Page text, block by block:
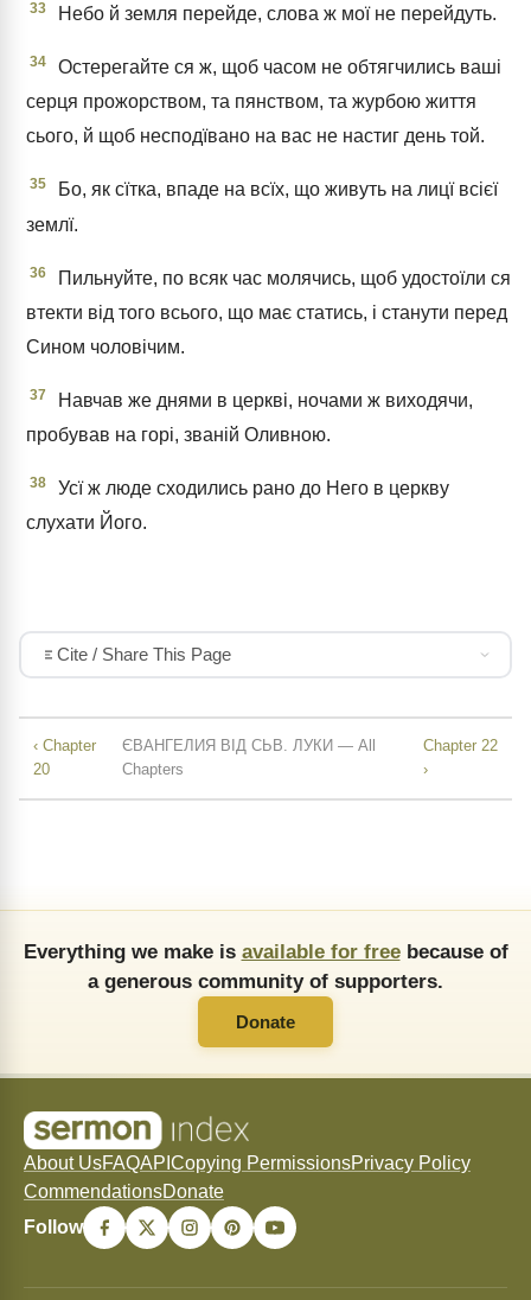
33 Небо й земля перейде, слова ж мої не перейдуть.
34
Остерегайте ся ж, щоб часом не обтягчились ваші
серця прожорством, та пянством, та журбою життя
сього, й щоб несподївано на вас не настиг день той.
35
Бо, як сїтка, впаде на всїх, що живуть на лицї всієї
землї.
36
Пильнуйте, по всяк час молячись, щоб удостоїли ся
втекти від того всього, що має статись, і станути перед
Сином чоловічим.
37
Навчав же днями в церкві, ночами ж виходячи,
пробував на горі, званій Оливною.
38
Усї ж люде сходились рано до Него в церкву
слухати Його.
Cite / Share This Page
‹ Chapter
20
ЄВАНГЕЛИЯ ВІД СЬВ. ЛУКИ — All
Chapters
Chapter 22
›
Everything we make is available for freebecause of
a generous community of supporters.
Donate
About UsFAQAPI Copying PermissionsPrivacy Policy
CommendationsDonate
Follow